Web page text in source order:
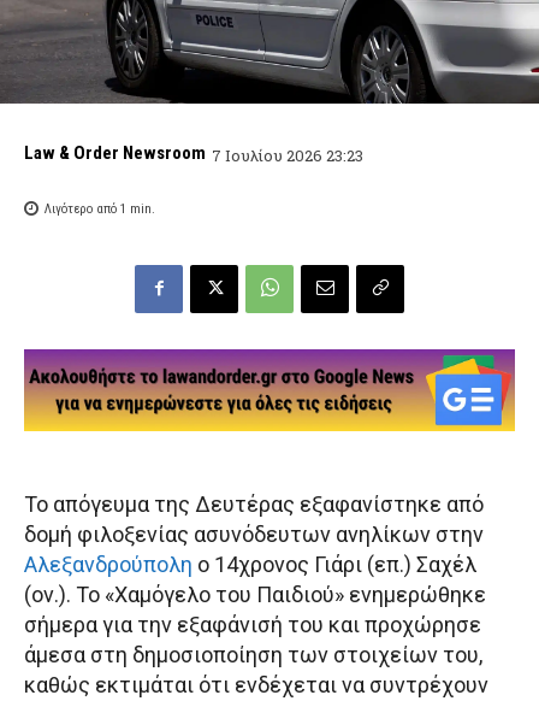
Law & Order Newsroom 7 Ιουλίου 2026 23:23
Λιγότερο από 1 min.
Το απόγευμα της Δευτέρας εξαφανίστηκε από
δομή φιλοξενίας ασυνόδευτων ανηλίκων στην
Αλεξανδρούπολη ο 14χρονος Γιάρι (επ.) Σαχέλ
(ον.). Το «Χαμόγελο του Παιδιού» ενημερώθηκε
σήμερα για την εξαφάνισή του και προχώρησε
άμεσα στη δημοσιοποίηση των στοιχείων του,
καθώς εκτιμάται ότι ενδέχεται να συντρέχουν